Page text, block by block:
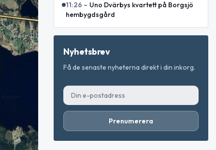
11:26 – Uno Dvärbys kvartett på Borgsjö
hembygdsgård
Nyhetsbrev
Få de senaste nyheterna direkt i din inkorg.
Prenumerera